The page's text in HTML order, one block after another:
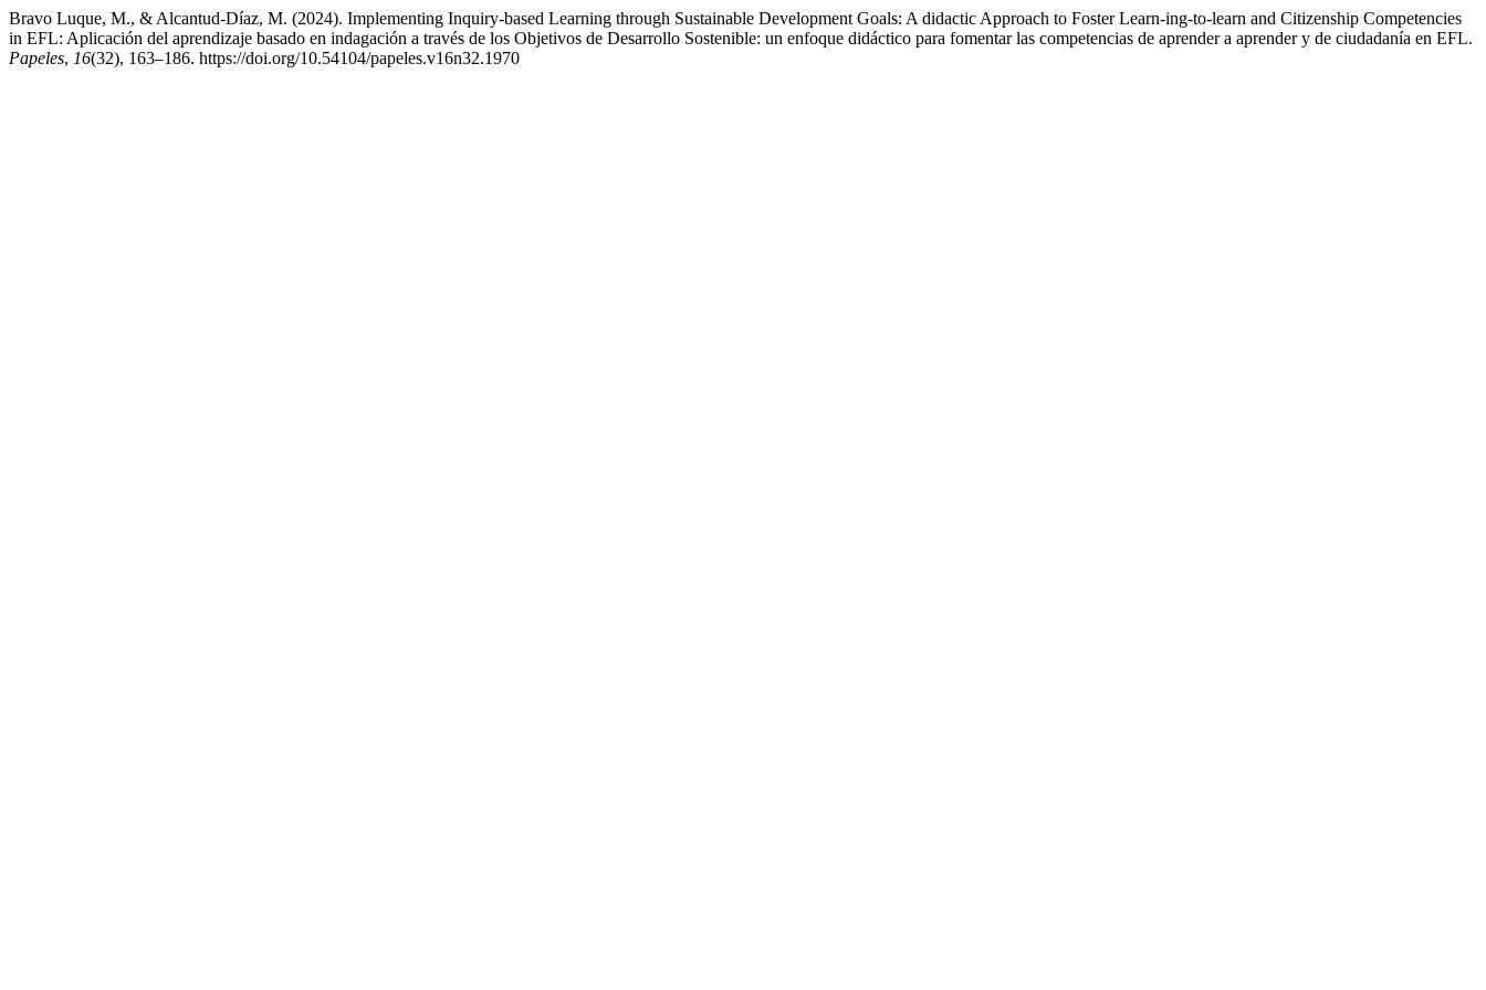
Bravo Luque, M., & Alcantud-Díaz, M. (2024). Implementing Inquiry-based Learning through Sustainable Development Goals: A didactic Approach to Foster Learn-ing-to-learn and Citizenship Competencies
in EFL: Aplicación del aprendizaje basado en indagación a través de los Objetivos de Desarrollo Sostenible: un enfoque didáctico para fomentar las competencias de aprender a aprender y de ciudadanía en EFL.
Papeles, 16(32), 163–186. https://doi.org/10.54104/papeles.v16n32.1970